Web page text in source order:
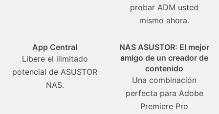
probar ADM usted
mismo ahora.
App Central
Libere el ilimitado
potencial de ASUSTOR
NAS.
NAS ASUSTOR: El mejor
amigo de un creador de
contenido
Una combinación
perfecta para Adobe
Premiere Pro